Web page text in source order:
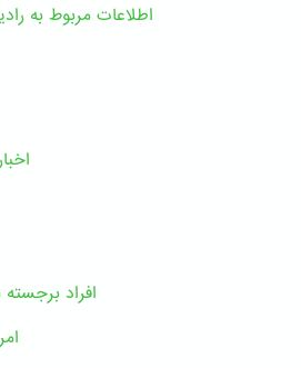
اطلاعات مربوط به
افراد